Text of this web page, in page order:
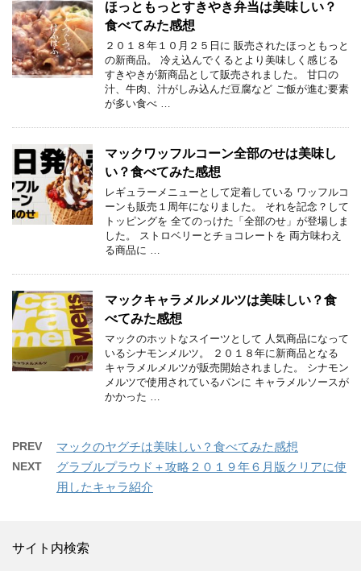
ほっともっとすきやき弁当は美味しい？
食べてみた感想
２０１８年１０月２５日に 販売されたほっともっと
の新商品。 冷え込んでくるとより美味しく感じる
すきやきが新商品として販売されました。 甘口の
汁、牛肉、汁がしみ込んだ豆腐など ご飯が進む要素
が多い食べ …
マックワッフルコーン全部のせは美味し
い？食べてみた感想
レギュラーメニューとして定着している ワッフルコ
ーンも販売１周年になりました。 それを記念？して
トッピングを 全てのっけた「全部のせ」が登場しま
した。 ストロベリーとチョコレートを 両方味わえ
る商品に …
マックキャラメルメルツは美味しい？食
べてみた感想
マックのホットなスイーツとして 人気商品になって
いるシナモンメルツ。 ２０１８年に新商品となる
キャラメルメルツが販売開始されました。 シナモン
メルツで使用されているパンに キャラメルソースが
かかった …
PREV マックのヤグチは美味しい？食べてみた感想
NEXT
グラブルプラウド＋攻略２０１９年６月版クリアに使
用したキャラ紹介
サイト内検索